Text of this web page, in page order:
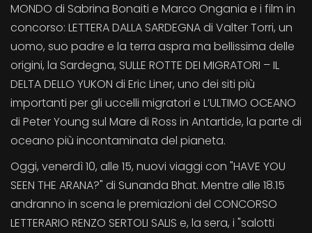
MONDO di Sabrina Bonaiti e Marco Ongania e i film in
concorso: LETTERA DALLA SARDEGNA di Valter Torri, un
uomo, suo padre e la terra aspra ma bellissima delle
origini, la Sardegna, SULLE ROTTE DEI MIGRATORI – IL
DELTA DELLO YUKON di Eric Liner, uno dei siti più
importanti per gli uccelli migratori e L’ULTIMO OCEANO
di Peter Young sul Mare di Ross in Antartide, la parte di
oceano più incontaminata del pianeta.
Oggi, venerdì 10, alle 15, nuovi viaggi con "HAVE YOU
SEEN THE ARANA?" di Sunanda Bhat. Mentre alle 18.15
andranno in scena le premiazioni del CONCORSO
LETTERARIO RENZO SERTOLI SALIS e, la sera, i "salotti